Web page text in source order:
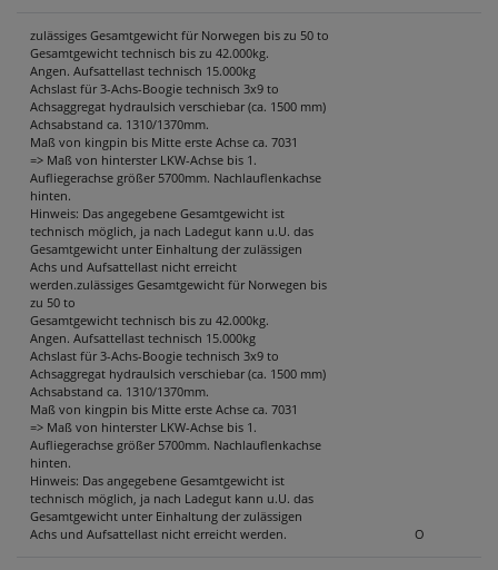
zulässiges Gesamtgewicht für Norwegen bis zu 50 to
Gesamtgewicht technisch bis zu 42.000kg.
Angen. Aufsattellast technisch 15.000kg
Achslast für 3-Achs-Boogie technisch 3x9 to
Achsaggregat hydraulsich verschiebar (ca. 1500 mm)
Achsabstand ca. 1310/1370mm.
Maß von kingpin bis Mitte erste Achse ca. 7031
=> Maß von hinterster LKW-Achse bis 1.
Aufliegerachse größer 5700mm. Nachlauflenkachse
hinten.
Hinweis: Das angegebene Gesamtgewicht ist
technisch möglich, ja nach Ladegut kann u.U. das
Gesamtgewicht unter Einhaltung der zulässigen
Achs und Aufsattellast nicht erreicht
werden.zulässiges Gesamtgewicht für Norwegen bis
zu 50 to
Gesamtgewicht technisch bis zu 42.000kg.
Angen. Aufsattellast technisch 15.000kg
Achslast für 3-Achs-Boogie technisch 3x9 to
Achsaggregat hydraulsich verschiebar (ca. 1500 mm)
Achsabstand ca. 1310/1370mm.
Maß von kingpin bis Mitte erste Achse ca. 7031
=> Maß von hinterster LKW-Achse bis 1.
Aufliegerachse größer 5700mm. Nachlauflenkachse
hinten.
Hinweis: Das angegebene Gesamtgewicht ist
technisch möglich, ja nach Ladegut kann u.U. das
Gesamtgewicht unter Einhaltung der zulässigen
Achs und Aufsattellast nicht erreicht werden.
O